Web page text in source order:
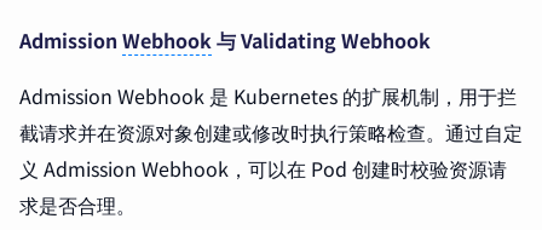
Admission Webhook与 Validating Webhook
Admission Webhook 是 Kubernetes 的扩展机制，用于拦
截请求并在资源对象创建或修改时执行策略检查。通过自定
义 Admission Webhook，可以在 Pod 创建时校验资源请
求是否合理。